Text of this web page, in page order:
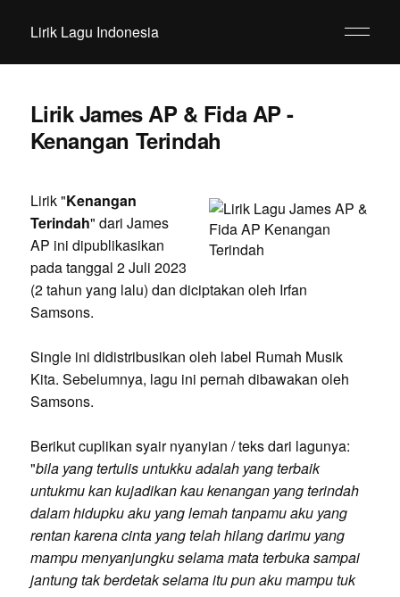
Lirik Lagu Indonesia
Lirik James AP & Fida AP -
Kenangan Terindah
Lirik "Kenangan
Terindah" dari James
AP ini dipublikasikan
pada tanggal 2 Juli 2023
(2 tahun yang lalu) dan diciptakan oleh Irfan
Samsons.
Single ini didistribusikan oleh label Rumah Musik
Kita. Sebelumnya, lagu ini pernah dibawakan oleh
Samsons.
Berikut cuplikan syair nyanyian / teks dari lagunya:
"bila yang tertulis untukku adalah yang terbaik
untukmu kan kujadikan kau kenangan yang terindah
dalam hidupku aku yang lemah tanpamu aku yang
rentan karena cinta yang telah hilang darimu yang
mampu menyanjungku selama mata terbuka sampai
jantung tak berdetak selama itu pun aku mampu tuk